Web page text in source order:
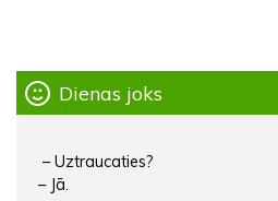
Dienas joks
– Uztraucaties?
– Jā.